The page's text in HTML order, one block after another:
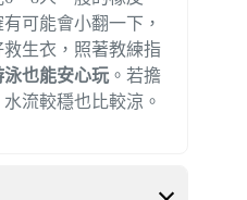
可能會小翻一下，
生衣，照著教練指
泳也能安心玩。若擔
流較穩也比較涼。